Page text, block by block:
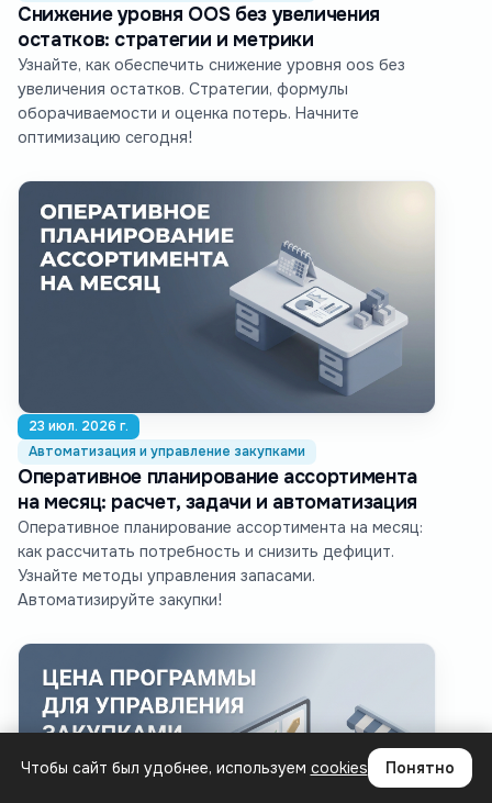
Снижение уровня OOS без увеличения
остатков: стратегии и метрики
Узнайте, как обеспечить снижение уровня oos без
увеличения остатков. Стратегии, формулы
оборачиваемости и оценка потерь. Начните
оптимизацию сегодня!
23 июл. 2026 г.
Автоматизация и управление закупками
Оперативное планирование ассортимента
на месяц: расчет, задачи и автоматизация
Оперативное планирование ассортимента на месяц:
как рассчитать потребность и снизить дефицит.
Узнайте методы управления запасами.
Автоматизируйте закупки!
Чтобы сайт был удобнее, используем cookies Понятно